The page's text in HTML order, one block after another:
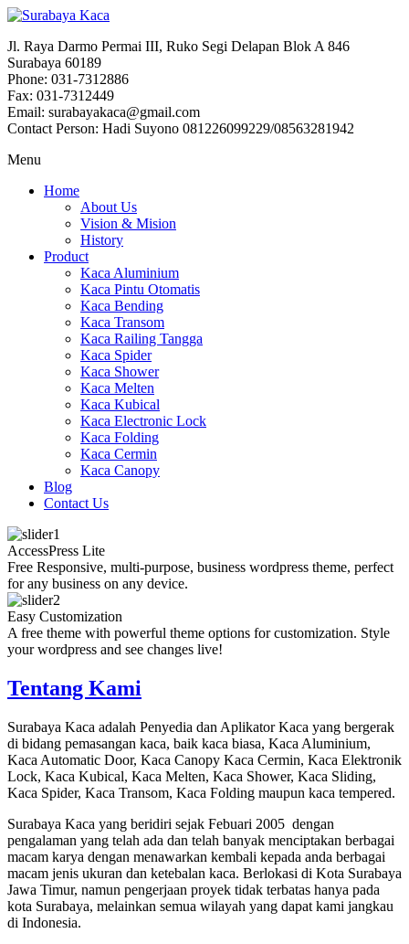
Jl. Raya Darmo Permai III, Ruko Segi Delapan Blok A 846
Surabaya 60189
Phone: 031-7312886
Fax: 031-7312449
Email: surabayakaca@gmail.com
Contact Person: Hadi Suyono 081226099229/08563281942
Menu
Home
About Us
Vision & Mision
History
Product
Kaca Aluminium
Kaca Pintu Otomatis
Kaca Bending
Kaca Transom
Kaca Railing Tangga
Kaca Spider
Kaca Shower
Kaca Melten
Kaca Kubical
Kaca Electronic Lock
Kaca Folding
Kaca Cermin
Kaca Canopy
Blog
Contact Us
AccessPress Lite
Free Responsive, multi-purpose, business wordpress theme, perfect
for any business on any device.
Easy Customization
A free theme with powerful theme options for customization. Style
your wordpress and see changes live!
Tentang Kami
Surabaya Kaca adalah Penyedia dan Aplikator Kaca yang bergerak
di bidang pemasangan kaca, baik kaca biasa, Kaca Aluminium,
Kaca Automatic Door, Kaca Canopy Kaca Cermin, Kaca Elektronik
Lock, Kaca Kubical, Kaca Melten, Kaca Shower, Kaca Sliding,
Kaca Spider, Kaca Transom, Kaca Folding maupun kaca tempered.
Surabaya Kaca yang beridiri sejak Febuari 2005 dengan
pengalaman yang telah ada dan telah banyak menciptakan berbagai
macam karya dengan menawarkan kembali kepada anda berbagai
macam jenis ukuran dan ketebalan kaca. Berlokasi di Kota Surabaya
Jawa Timur, namun pengerjaan proyek tidak terbatas hanya pada
kota Surabaya, melainkan semua wilayah yang dapat kami jangkau
di Indonesia.